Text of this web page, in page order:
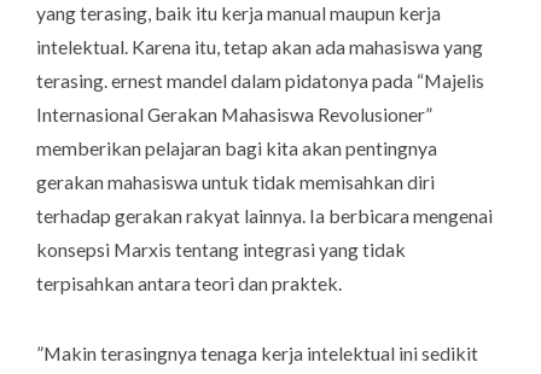
yang terasing, baik itu kerja manual maupun kerja
intelektual. Karena itu, tetap akan ada mahasiswa yang
terasing. ernest mandel dalam pidatonya pada “Majelis
Internasional Gerakan Mahasiswa Revolusioner”
memberikan pelajaran bagi kita akan pentingnya
gerakan mahasiswa untuk tidak memisahkan diri
terhadap gerakan rakyat lainnya. Ia berbicara mengenai
konsepsi Marxis tentang integrasi yang tidak
terpisahkan antara teori dan praktek.
”Makin terasingnya tenaga kerja intelektual ini sedikit